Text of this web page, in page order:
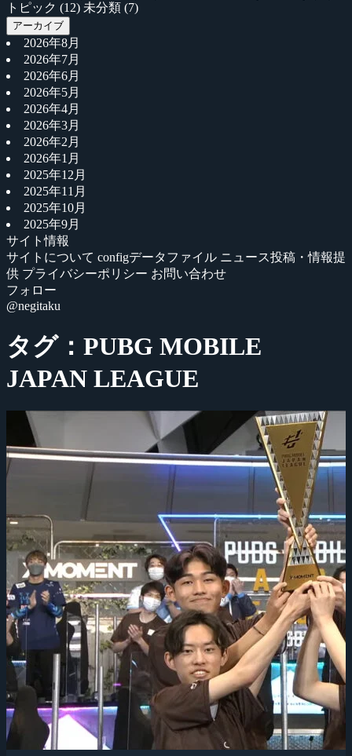
トピック (12) 未分類 (7)
アーカイブ
2026年8月
2026年7月
2026年6月
2026年5月
2026年4月
2026年3月
2026年2月
2026年1月
2025年12月
2025年11月
2025年10月
2025年9月
サイト情報
サイトについて configデータファイル ニュース投稿・情報提
供 プライバシーポリシー お問い合わせ
フォロー
@negitaku
タグ：PUBG MOBILE
JAPAN LEAGUE